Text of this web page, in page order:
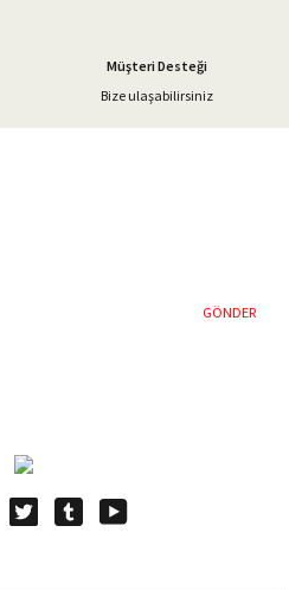
Gönder
Müşteri Desteği
Bize ulaşabilirsiniz
GÖNDER